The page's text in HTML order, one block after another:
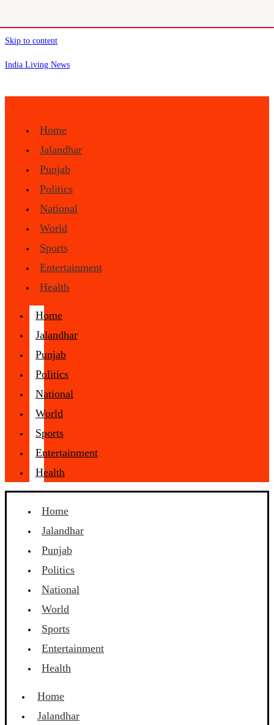
Skip to content
India Living News
Home
Jalandhar
Punjab
Politics
National
World
Sports
Entertainment
Health
Home
Jalandhar
Punjab
Politics
National
World
Sports
Entertainment
Health
Home
Jalandhar
Punjab
Politics
National
World
Sports
Entertainment
Health
Home
Jalandhar